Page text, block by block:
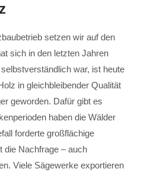
setzen wir auf den
sich in den letzten Jahren
war, ist heute
in gleichbleibender Qualität
geworden. Dafür gibt es
haben die Wälder
forderte großflächige
die Nachfrage – auch
Viele Sägewerke exportieren